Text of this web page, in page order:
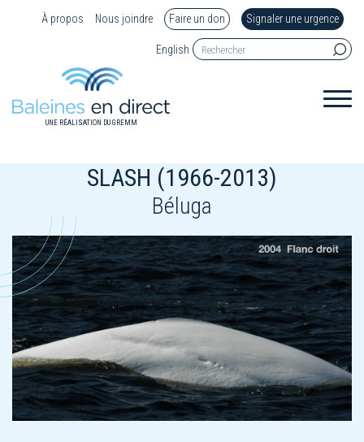
À propos Nous joindre Faire un don Signaler une urgence
English
UNE RÉALISATION DU GREMM
SLASH (1966-2013)
Béluga